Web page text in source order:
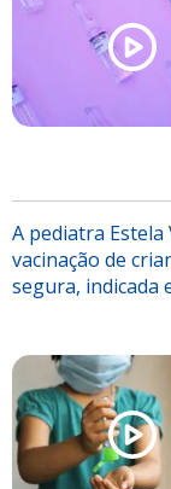
A pediatra
vacinação de
segura, indicada